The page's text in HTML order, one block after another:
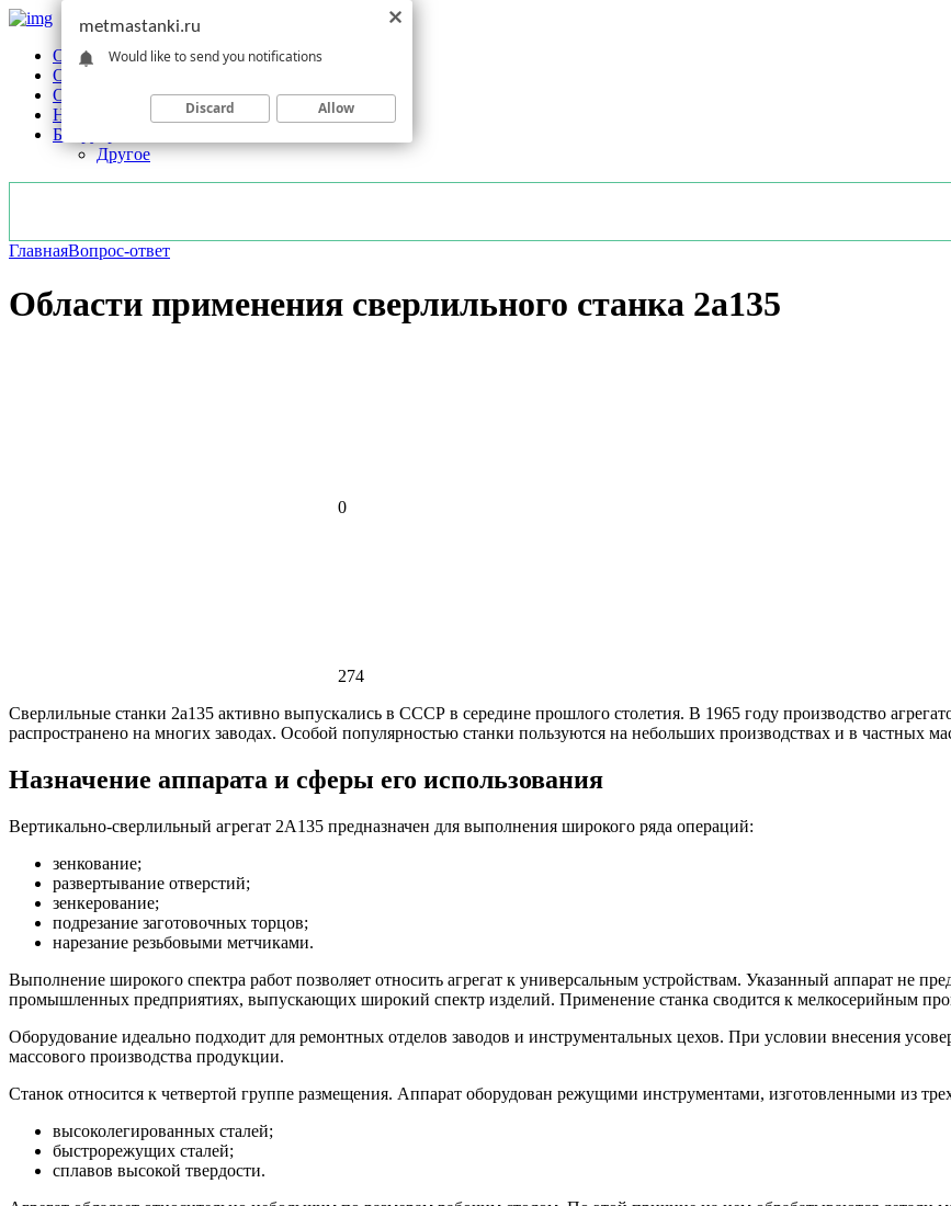
Обзоры станков
Оборудование
Обработка
Новости отрасли
Без рубрики
Другое
ГлавнаяВопрос-ответ
Области применения сверлильного станка 2а135
0
274
Сверлильные станки 2а135 активно выпускались в СССР в середине прошлого столетия. В 1965 году производство
распространено на многих заводах. Особой популярностью станки пользуются на небольших производствах и в частных
Назначение аппарата и сферы его использования
Вертикально-сверлильный агрегат 2А135 предназначен для выполнения широкого ряда операций:
зенкование;
развертывание отверстий;
зенкерование;
подрезание заготовочных торцов;
нарезание резьбовыми метчиками.
Выполнение широкого спектра работ позволяет относить агрегат к универсальным устройствам. Указанный аппарат не
промышленных предприятиях, выпускающих широкий спектр изделий. Применение станка сводится к мелкосерийным
Оборудование идеально подходит для ремонтных отделов заводов и инструментальных цехов. При условии внесения
массового производства продукции.
Станок относится к четвертой группе размещения. Аппарат оборудован режущими инструментами, изготовленными из
высоколегированных сталей;
быстрорежущих сталей;
сплавов высокой твердости.
metmastanki.ru
Would like to send you notifications
Discard Allow